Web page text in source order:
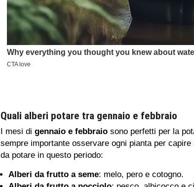
Quali alberi potare tra gennaio e febbraio
I mesi di gennaio e febbraio sono perfetti per la
sempre importante osservare ogni pianta per
da potare in questo periodo:
Alberi da frutto a seme: melo, pero e cotogno.